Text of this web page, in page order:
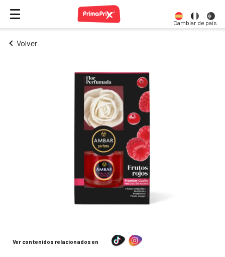
Cambiar de país
Volver
Ver contenidos relacionados en